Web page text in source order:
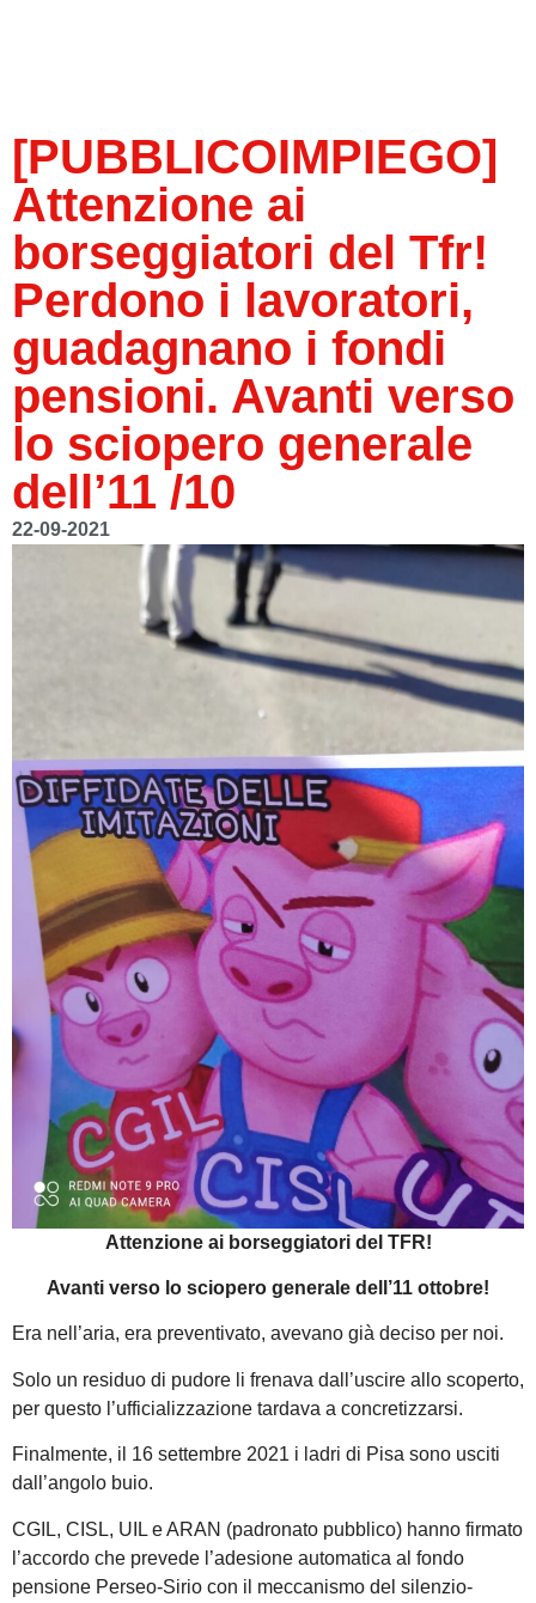
[PUBBLICOIMPIEGO]
Attenzione ai
borseggiatori del Tfr!
Perdono i lavoratori,
guadagnano i fondi
pensioni. Avanti verso
lo sciopero generale
dell’11 /10
22-09-2021
Attenzione ai borseggiatori del TFR!
Avanti verso lo sciopero generale dell’11 ottobre!
Era nell’aria, era preventivato, avevano già deciso per noi.
Solo un residuo di pudore li frenava dall’uscire allo scoperto,
per questo l’ufficializzazione tardava a concretizzarsi.
Finalmente, il 16 settembre 2021 i ladri di Pisa sono usciti
dall’angolo buio.
CGIL, CISL, UIL e ARAN (padronato pubblico) hanno firmato
l’accordo che prevede l’adesione automatica al fondo
pensione Perseo-Sirio con il meccanismo del silenzio-